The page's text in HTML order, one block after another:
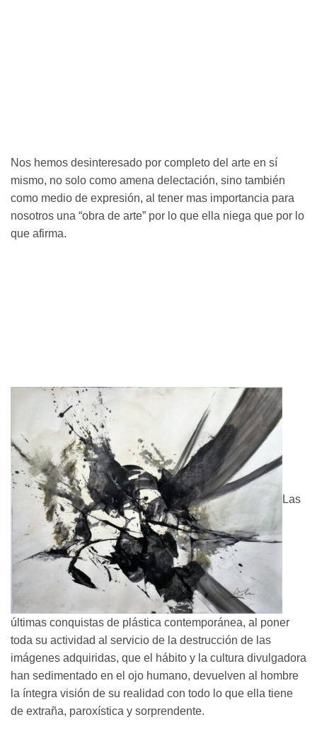
Nos hemos desinteresado por completo del arte en sí
mismo, no solo como amena delectación, sino también
como medio de expresión, al tener mas importancia para
nosotros una “obra de arte” por lo que ella niega que por lo
que afirma.
Las
últimas conquistas de plástica contemporánea, al poner
toda su actividad al servicio de la destrucción de las
imágenes adquiridas, que el hábito y la cultura divulgadora
han sedimentado en el ojo humano, devuelven al hombre
la íntegra visión de su realidad con todo lo que ella tiene
de extraña, paroxística y sorprendente.